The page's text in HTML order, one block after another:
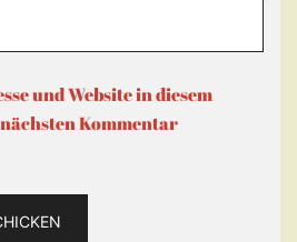
und Website in diesem
Kommentar